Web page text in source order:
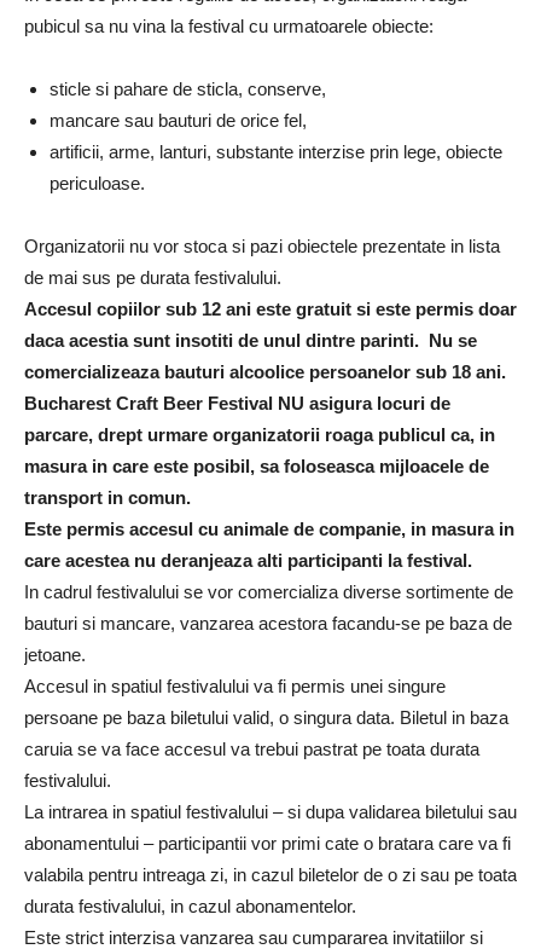
pubicul sa nu vina la festival cu urmatoarele obiecte:
sticle si pahare de sticla, conserve,
mancare sau bauturi de orice fel,
artificii, arme, lanturi, substante interzise prin lege, obiecte
periculoase.
Organizatorii nu vor stoca si pazi obiectele prezentate in lista
de mai sus pe durata festivalului.
Accesul copiilor sub 12 ani este gratuit si este permis doar
daca acestia sunt insotiti de unul dintre parinti. Nu se
comercializeaza bauturi alcoolice persoanelor sub 18 ani.
Bucharest Craft Beer Festival NU asigura locuri de
parcare, drept urmare organizatorii roaga publicul ca, in
masura in care este posibil, sa foloseasca mijloacele de
transport in comun.
Este permis accesul cu animale de companie, in masura in
care acestea nu deranjeaza alti participanti la festival.
In cadrul festivalului se vor comercializa diverse sortimente de
bauturi si mancare, vanzarea acestora facandu-se pe baza de
jetoane.
Accesul in spatiul festivalului va fi permis unei singure
persoane pe baza biletului valid, o singura data. Biletul in baza
caruia se va face accesul va trebui pastrat pe toata durata
festivalului.
La intrarea in spatiul festivalului – si dupa validarea biletului sau
abonamentului – participantii vor primi cate o bratara care va fi
valabila pentru intreaga zi, in cazul biletelor de o zi sau pe toata
durata festivalului, in cazul abonamentelor.
Este strict interzisa vanzarea sau cumpararea invitatiilor si